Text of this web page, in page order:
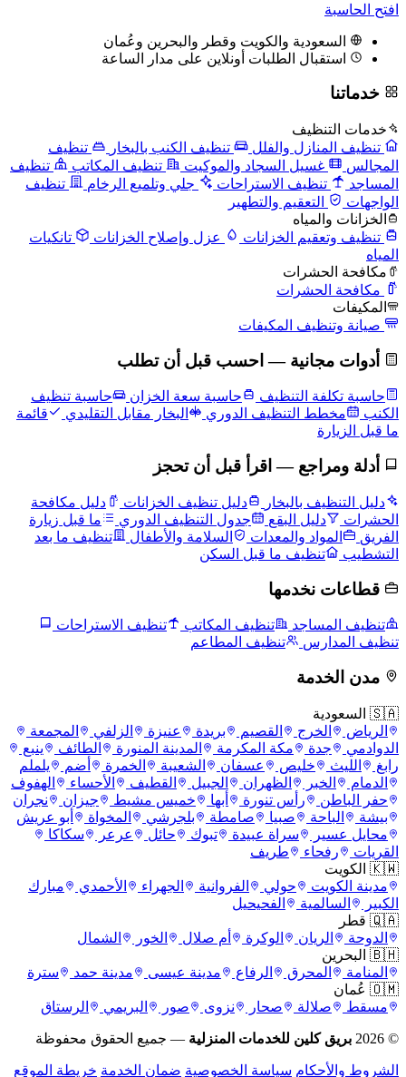
افتح الحاسبة
السعودية والكويت وقطر والبحرين وعُمان
استقبال الطلبات أونلاين على مدار الساعة
خدماتنا
خدمات التنظيف
تنظيف المنازل والفلل
تنظيف الكنب بالبخار
تنظيف
المجالس
غسيل السجاد والموكيت تنظيف المكاتب
تنظيف
المساجد
تنظيف الاستراحات جلي وتلميع الرخام
تنظيف
الواجهات
التعقيم والتطهير
الخزانات والمياه
تنظيف وتعقيم الخزانات
عزل وإصلاح الخزانات
تانكيات
المياه
مكافحة الحشرات
مكافحة الحشرات
المكيفات
صيانة وتنظيف المكيفات
أدوات مجانية — احسب قبل أن تطلب
حاسبة تكلفة التنظيف حاسبة سعة الخزان
حاسبة تنظيف
الكنب
مخطط التنظيف الدوري البخار مقابل التقليدي
قائمة
ما قبل الزيارة
أدلة ومراجع — اقرأ قبل أن تحجز
دليل التنظيف بالبخار دليل تنظيف الخزانات
دليل مكافحة
الحشرات
دليل البقع جدول التنظيف الدوري
ما قبل زيارة
الفريق
المواد والمعدات السلامة والأطفال
تنظيف ما بعد
التشطيب
تنظيف ما قبل السكن
قطاعات نخدمها
تنظيف المساجد تنظيف المكاتب
تنظيف الاستراحات
تنظيف المدارس
تنظيف المطاعم
مدن الخدمة
🇸🇦 السعودية
الرياض
الخرج القصيم بريدة عنيزة الزلفي
المجمعة
الدوادمي
جدة مكة المكرمة المدينة المنورة الطائف
ينبع
رابغ
الليث خليص عسفان الشعيبة الخمرة أضم
يلملم
الدمام
الخبر الظهران الجبيل القطيف الأحساء
الهفوف
حفر الباطن
رأس تنورة أبها خميس مشيط جيزان
نجران
بيشة
الباحة صبيا صامطة بلجرشي المخواة
أبو عريش
محايل عسير
سراة عبيدة تبوك حائل عرعر
سكاكا
القريات
رفحاء
طريف
🇰🇼 الكويت
مدينة الكويت
حولي الفروانية الجهراء الأحمدي
مبارك
الكبير
السالمية
الفحيحيل
🇶🇦 قطر
الدوحة
الريان الوكرة أم صلال الخور
الشمال
🇧🇭 البحرين
المنامة
المحرق الرفاع مدينة عيسى مدينة حمد
سترة
🇴🇲 عُمان
مسقط
صلالة صحار نزوى صور البريمي الرستاق
© 2026 بريق كلين للخدمات المنزلية — جميع الحقوق محفوظة
الشروط والأحكام سياسة الخصوصية ضمان الخدمة خريطة الموقع